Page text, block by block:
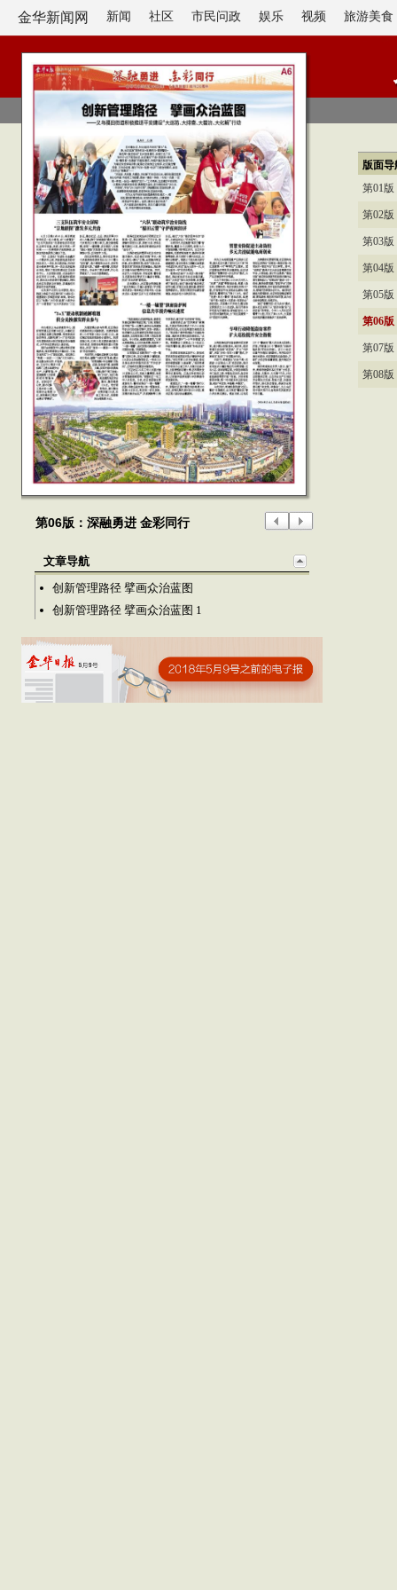
金华新闻网 新闻 社区 市民问政 娱乐 视频 旅游美食
第06版：深融勇进 金彩同行
文章导航
创新管理路径 擘画众治蓝图
创新管理路径 擘画众治蓝图 1
版面导
第01
第02
第03
第04
第05
第06
第07
第08